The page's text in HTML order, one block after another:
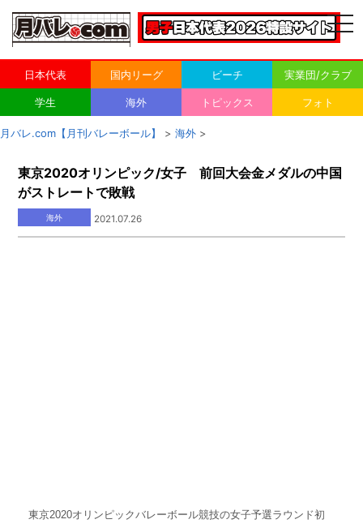
日本代表 国内リーグ ビーチ 実業団/クラブ
学生 海外 トピックス フォト
月バレ.com【月刊バレーボール】 > 海外 >
東京2020オリンピック/女子 前回大会金メダルの中国
がストレートで敗戦
海外 2021.07.26
東京2020オリンピックバレーボール競技の女子予選ラウンド初